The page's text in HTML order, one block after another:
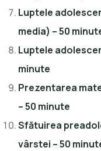
Luptele
media) – 50
Luptele
minute
Prezentarea
– 50 minute
Sfătuirea
vârstei – 50